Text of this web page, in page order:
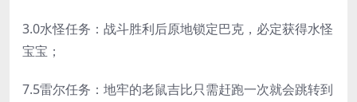
3.0水怪任务：战斗胜利后原地锁定巴克，必定获得水怪
宝宝；
7.5雷尔任务：地牢的老鼠吉比只需赶跑一次就会跳转到